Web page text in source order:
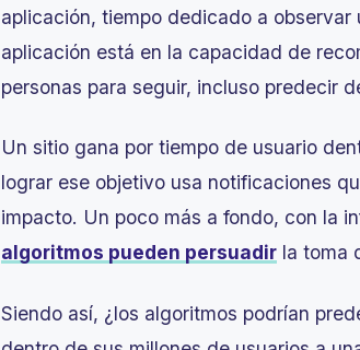
aplicación, tiempo dedicado a
aplicación está en la capacidad de
personas para seguir, incluso predecir
Un sitio gana por tiempo de usuario
lograr ese objetivo usa notificaciones
impacto. Un poco más a fondo, con la
algoritmos pueden persuadir la toma
Siendo así, ¿los algoritmos podrían